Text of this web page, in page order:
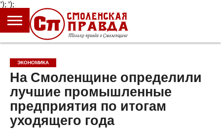
');
ГЛАВНАЯ
НОВОСТИ
ПРОИСШЕСТВИЯ
ПОЛИТИКА
КУЛЬТУРА
ЭКОНОМИКА
ОБЩЕСТВО
БЛОГИ
ЭКОНОМИКА
На Смоленщине определили
лучшие промышленные
предприятия по итогам
уходящего года
');